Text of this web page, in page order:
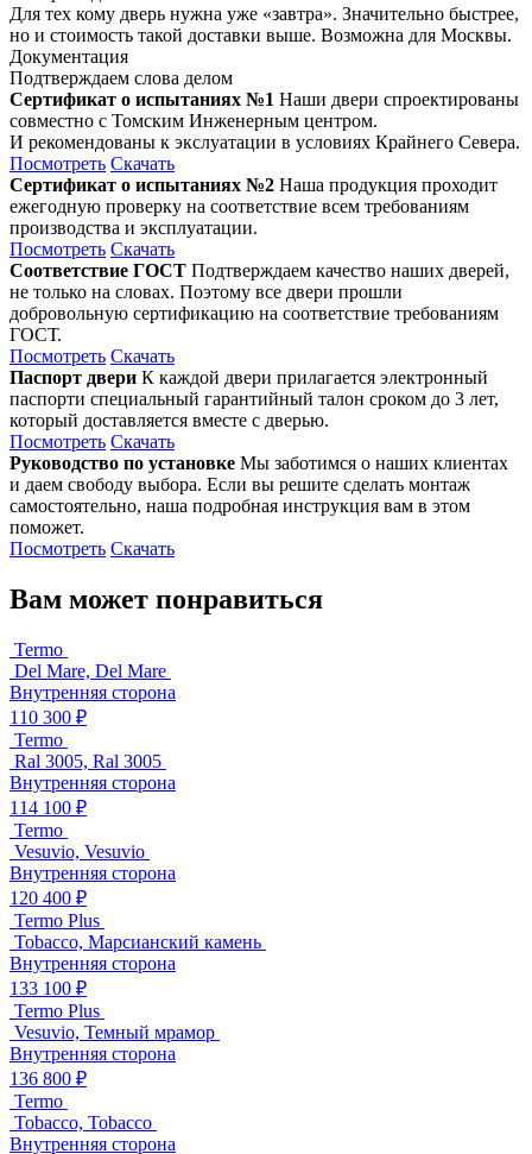
Для тех кому дверь нужна уже «завтра». Значительно быстрее,
но и стоимость такой доставки выше. Возможна для Москвы.
Документация
Подтверждаем слова делом
Сертификат о испытаниях №1 Наши двери спроектированы
совместно с Томским Инженерным центром.
И рекомендованы к экслуатации в условиях Крайнего Севера.
Посмотреть Скачать
Сертификат о испытаниях №2 Наша продукция проходит
ежегодную проверку на соответствие всем требованиям
производства и эксплуатации.
Посмотреть Скачать
Соответствие ГОСТ Подтверждаем качество наших дверей,
не только на словах. Поэтому все двери прошли
добровольную сертификацию на соответствие требованиям
ГОСТ.
Посмотреть Скачать
Паспорт двери К каждой двери прилагается электронный
паспорти специальный гарантийный талон сроком до 3 лет,
который доставляется вместе с дверью.
Посмотреть Скачать
Руководство по установке Мы заботимся о наших клиентах
и даем свободу выбора. Если вы решите сделать монтаж
самостоятельно, наша подробная инструкция вам в этом
поможет.
Посмотреть Скачать
Вам может понравиться
Termo
Del Mare, Del Mare
Внутренняя сторона
110 300 ₽
Termo
Ral 3005, Ral 3005
Внутренняя сторона
114 100 ₽
Termo
Vesuvio, Vesuvio
Внутренняя сторона
120 400 ₽
Termo Plus
Tobacco, Марсианский камень
Внутренняя сторона
133 100 ₽
Termo Plus
Vesuvio, Темный мрамор
Внутренняя сторона
136 800 ₽
Termo
Tobacco, Tobacco
Внутренняя сторона